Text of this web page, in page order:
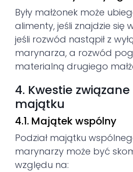
Były małżonek może
alimenty, jeśli znajdzie się
jeśli rozwód nastąpił z
marynarza, a rozwód
materialną drugiego
4. Kwestie
majątku
4.1. Majątek wspólny
Podział majątku
marynarzy może być
względu na: